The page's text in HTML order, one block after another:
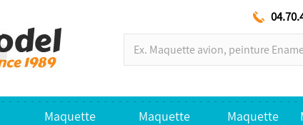
Maquette Maquette Maquette